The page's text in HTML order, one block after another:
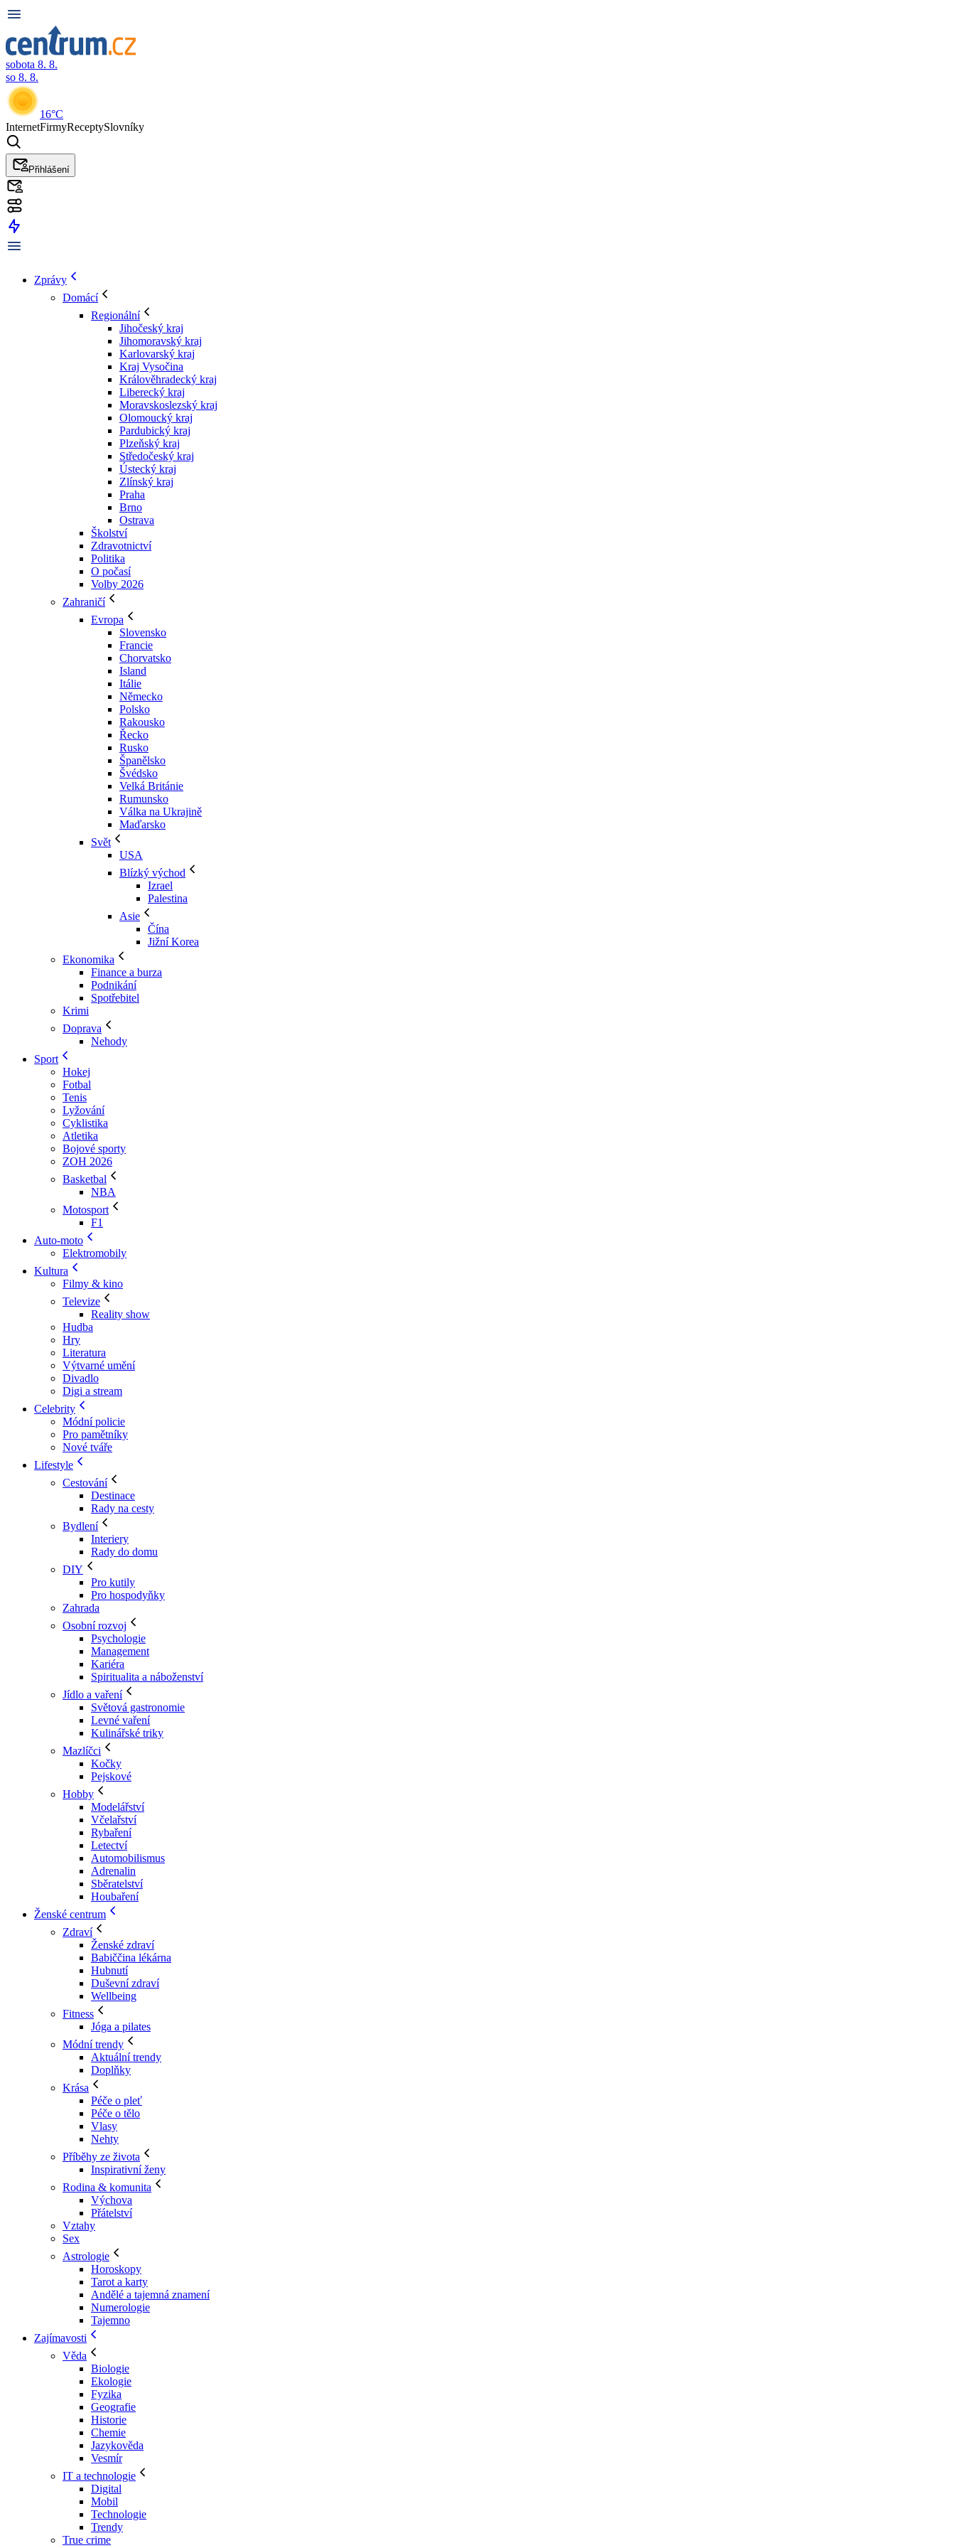
sobota 8. 8.
so 8. 8.
16°C
InternetFirmyReceptySlovníky
Přihlášení
Zprávy
Domácí
Regionální
Jihočeský kraj
Jihomoravský kraj
Karlovarský kraj
Kraj Vysočina
Králověhradecký kraj
Liberecký kraj
Moravskoslezský kraj
Olomoucký kraj
Pardubický kraj
Plzeňský kraj
Středočeský kraj
Ústecký kraj
Zlínský kraj
Praha
Brno
Ostrava
Školství
Zdravotnictví
Politika
O počasí
Volby 2026
Zahraničí
Evropa
Slovensko
Francie
Chorvatsko
Island
Itálie
Německo
Polsko
Rakousko
Řecko
Rusko
Španělsko
Švédsko
Velká Británie
Rumunsko
Válka na Ukrajině
Maďarsko
Svět
USA
Blízký východ
Izrael
Palestina
Asie
Čína
Jižní Korea
Ekonomika
Finance a burza
Podnikání
Spotřebitel
Krimi
Doprava
Nehody
Sport
Hokej
Fotbal
Tenis
Lyžování
Cyklistika
Atletika
Bojové sporty
ZOH 2026
Basketbal
NBA
Motosport
F1
Auto-moto
Elektromobily
Kultura
Filmy & kino
Televize
Reality show
Hudba
Hry
Literatura
Výtvarné umění
Divadlo
Digi a stream
Celebrity
Módní policie
Pro pamětníky
Nové tváře
Lifestyle
Cestování
Destinace
Rady na cesty
Bydlení
Interiery
Rady do domu
DIY
Pro kutily
Pro hospodyňky
Zahrada
Osobní rozvoj
Psychologie
Management
Kariéra
Spiritualita a náboženství
Jídlo a vaření
Světová gastronomie
Levné vaření
Kulinářské triky
Mazlíčci
Kočky
Pejskové
Hobby
Modelářství
Včelařství
Rybaření
Letectví
Automobilismus
Adrenalin
Sběratelství
Houbaření
Ženské centrum
Zdraví
Ženské zdraví
Babiččina lékárna
Hubnutí
Duševní zdraví
Wellbeing
Fitness
Jóga a pilates
Módní trendy
Aktuální trendy
Doplňky
Krása
Péče o pleť
Péče o tělo
Vlasy
Nehty
Příběhy ze života
Inspirativní ženy
Rodina & komunita
Výchova
Přátelství
Vztahy
Sex
Astrologie
Horoskopy
Tarot a karty
Andělé a tajemná znamení
Numerologie
Tajemno
Zajímavosti
Věda
Biologie
Ekologie
Fyzika
Geografie
Historie
Chemie
Jazykověda
Vesmír
IT a technologie
Digital
Mobil
Technologie
Trendy
True crime